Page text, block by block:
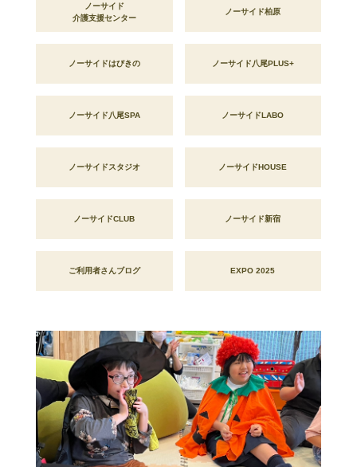
ノーサイド
介護支援センター
ノーサイド柏原
ノーサイドはびきの ノーサイド八尾PLUS+
ノーサイド八尾SPA ノーサイドLABO
ノーサイドスタジオ ノーサイドHOUSE
ノーサイドCLUB ノーサイド新宿
ご利用者さんブログ EXPO 2025